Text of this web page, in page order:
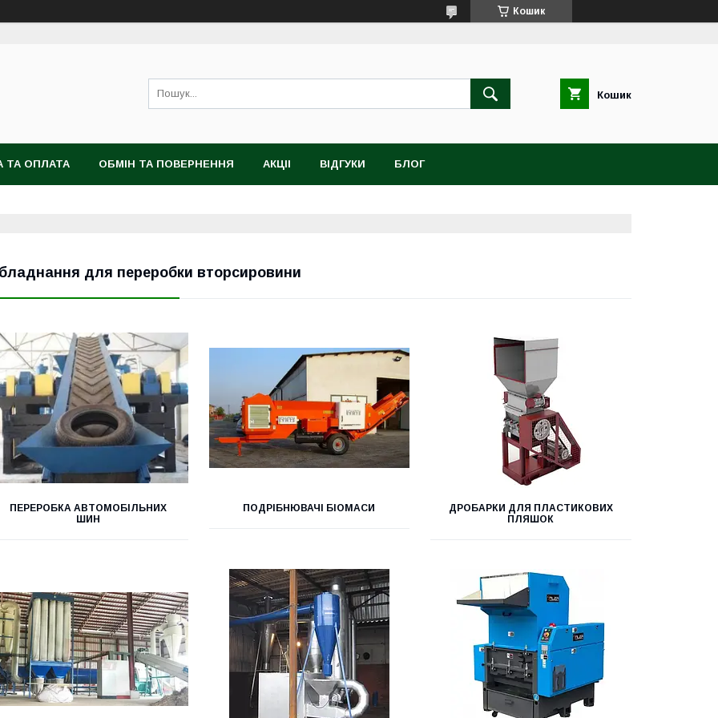
Кошик
Кошик
ТА ОПЛАТА ОБМІН ТА ПОВЕРНЕННЯ АКЦІІ ВІДГУКИ БЛОГ
для переробки вторсировини
ПЕРЕРОБКА АВТОМОБІЛЬНИХ
ШИН
ПОДРІБНЮВАЧІ БІОМАСИ
ДРОБАРКИ ДЛЯ ПЛАСТИКОВИХ
ПЛЯШОК